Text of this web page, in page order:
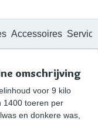
Accessoires Service
omschrijving
voor 9 kilo
1400 toeren per
en donkere was,